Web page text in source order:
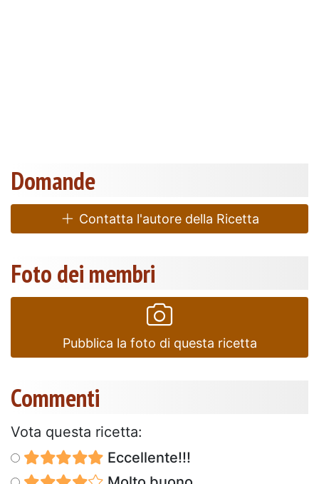
Domande
Contatta l'autore della Ricetta
Foto dei membri
Pubblica la foto di questa ricetta
Commenti
Vota questa ricetta:
Eccellente!!!